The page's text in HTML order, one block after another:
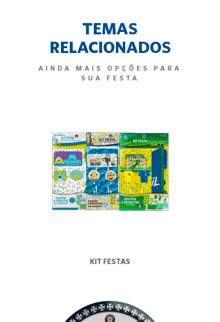
TEMAS
RELACIONADOS
AINDA MAIS OPÇÕES PARA
SUA FESTA
KIT FESTAS